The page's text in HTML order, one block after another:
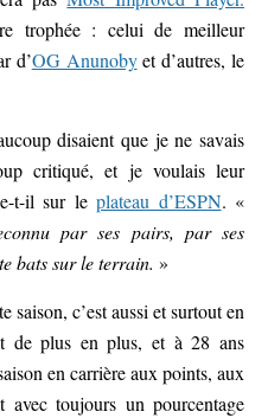
trophée : celui de meilleur
d’OG Anunobyet d’autres, le
disaient que je ne savais
critiqué, et je voulais leur
t-il sur leplateau d’ESPN. «
par ses pairs, par ses
bats sur le terrain. »
saison, c’est aussi et surtout en
de plus en plus, et à 28 ans
en carrière aux points, aux
toujours un pourcentage